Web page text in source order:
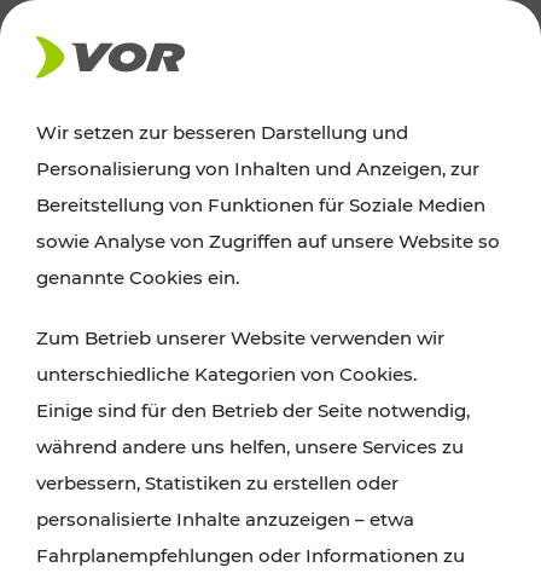
AKTUELLES
Ausflugstipps
Wien, Niederösterreich und das Burgenland
Wanderungen, Kultur und Gastronomie,
Radtouren oder purer Naturgenuss – viele
Attraktionen sind mit den Ticket- und Fahrplan-
Angeboten des VOR gut und schnell erreichbar.
Wir setzen zur besseren Darstellung und
Personalisierung von Inhalten und Anzeigen, zur
Bereitstellung von Funktionen für Soziale Medien
sowie Analyse von Zugriffen auf unsere Website so
genannte Cookies ein.
Zum Betrieb unserer Website verwenden wir
unterschiedliche Kategorien von Cookies.
Einige sind für den Betrieb der Seite notwendig,
während andere uns helfen, unsere Services zu
verbessern, Statistiken zu erstellen oder
personalisierte Inhalte anzuzeigen – etwa
Fahrplanempfehlungen oder Informationen zu